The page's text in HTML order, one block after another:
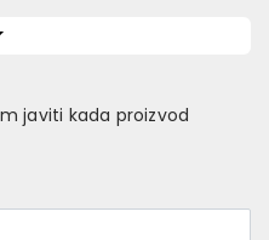
javiti kada proizvod